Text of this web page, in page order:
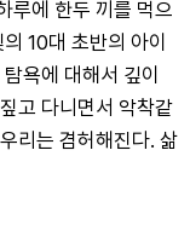
루에 한두 끼를 먹으
10대 초반의 아이
욕에 대해서 깊이
고 다니면서 악착같
리는 겸허해진다. 삶